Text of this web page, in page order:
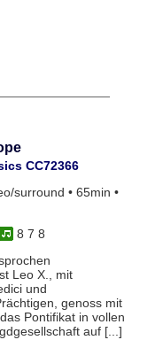
CC72366
surround • 65min •
8 7 8
Leo X., mit
und
genoss mit
Pontifikat in vollen
auf [...]